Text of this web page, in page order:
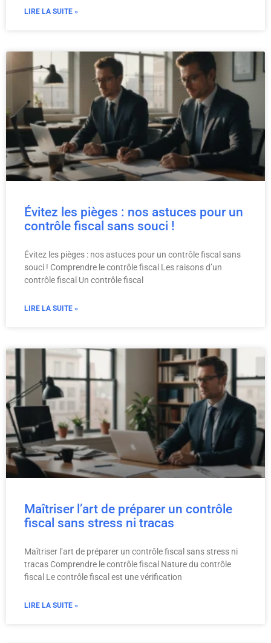
LIRE LA SUITE »
Évitez les pièges : nos astuces pour un
contrôle fiscal sans souci !
Évitez les pièges : nos astuces pour un contrôle fiscal sans
souci ! Comprendre le contrôle fiscal Les raisons d’un
contrôle fiscal Un contrôle fiscal
LIRE LA SUITE »
Maîtriser l’art de préparer un contrôle
fiscal sans stress ni tracas
Maîtriser l’art de préparer un contrôle fiscal sans stress ni
tracas Comprendre le contrôle fiscal Nature du contrôle
fiscal Le contrôle fiscal est une vérification
LIRE LA SUITE »